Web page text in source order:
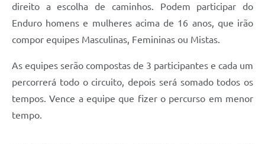
Jornal
Agenda
e-SIC
direito a escolha de caminhos. Podem participar do
Enduro homens e mulheres acima de 16 anos, que irão
compor equipes Masculinas, Femininas ou Mistas.
As equipes serão compostas de 3 participantes e cada um
percorrerá todo o circuito, depois será somado todos os
tempos. Vence a equipe que fizer o percurso em menor
tempo.